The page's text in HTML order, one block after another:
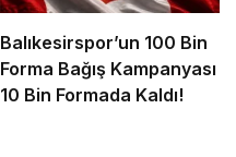
Balıkesirspor’un 100 Bin
Forma Bağış Kampanyası
10 Bin Formada Kaldı!